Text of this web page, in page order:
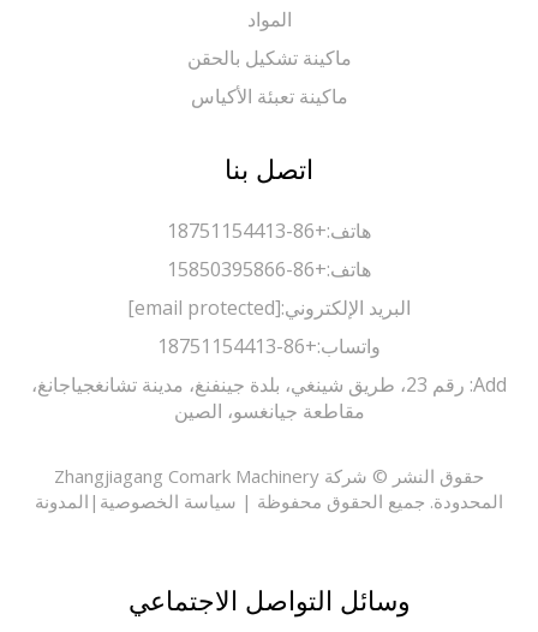
ماكينة تشكيل بالحقن
ماكينة تعبئة الأكياس
اتصل بنا
+86-18751154413
+86-15850395866
البريد الإلكتروني:[email protected]
واتساب:+86-18751154413
Add: رقم 23، طريق شينغي، بلدة جينفنغ، مدينة تشانغجياجانغ،
مقاطعة جيانغسو، الصين
حقوق النشر © شركة Zhangjiagang Comark Machinery
جميع الحقوق محفوظة |سياسة الخصوصية|المدونة
وسائل التواصل الاجتماعي